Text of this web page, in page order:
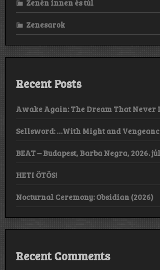
Zenén innen és túl
Zenesarok
Recent Posts
Awake Again: The Dream That Never
Sellsword: …With Might and
BEAT – Budapest, Barba Negra, 2026.
HETI ÖTÖS!
Nocturnal Ceremony: Obsidian (2026)
Recent Comments